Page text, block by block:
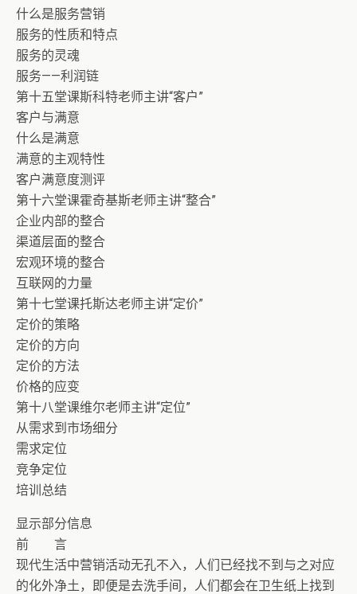
什么是服务营销
服务的性质和特点
服务的灵魂
服务——利润链
第十五堂课斯科特老师主讲“客户”
客户与满意
什么是满意
满意的主观特性
客户满意度测评
第十六堂课霍奇基斯老师主讲“整合”
企业内部的整合
渠道层面的整合
宏观环境的整合
互联网的力量
第十七堂课托斯达老师主讲“定价”
定价的策略
定价的方向
定价的方法
价格的应变
第十八堂课维尔老师主讲“定位”
从需求到市场细分
需求定位
竞争定位
培训总结
显示部分信息
前 言
现代生活中营销活动无孔不入，人们已经找不到与之对应
的化外净土，即便是去洗手间，人们都会在卫生纸上找到